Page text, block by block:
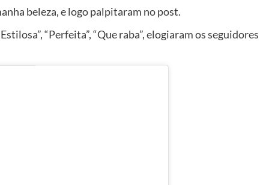
beleza, e logo palpitaram no post.
“Perfeita”, “Que raba”, elogiaram os seguidores